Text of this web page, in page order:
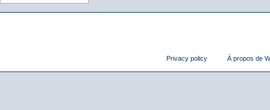
Privacy policy À propos de